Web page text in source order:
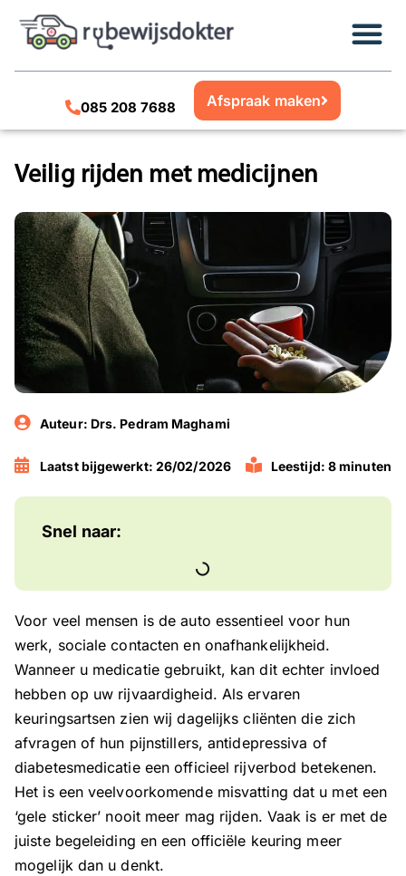
085 208 7688 Afspraak maken
Veilig rijden met medicijnen
Auteur: Drs. Pedram Maghami
Laatst bijgewerkt: 26/02/2026 Leestijd: 8 minuten
Snel naar:
Voor veel mensen is de auto essentieel voor hun
werk, sociale contacten en onafhankelijkheid.
Wanneer u medicatie gebruikt, kan dit echter invloed
hebben op uw rijvaardigheid. Als ervaren
keuringsartsen zien wij dagelijks cliënten die zich
afvragen of hun pijnstillers, antidepressiva of
diabetesmedicatie een officieel rijverbod betekenen.
Het is een veelvoorkomende misvatting dat u met een
‘gele sticker’ nooit meer mag rijden. Vaak is er met de
juiste begeleiding en een officiële keuring meer
mogelijk dan u denkt.